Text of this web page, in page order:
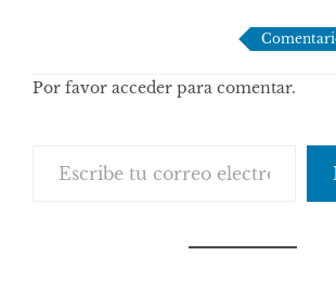
comentarios
Por favor acceder para comentar.